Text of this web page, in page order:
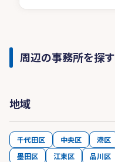
周辺の事務所を探す
地域
千代田区 中央区 港区
墨田区
江東区 品川区